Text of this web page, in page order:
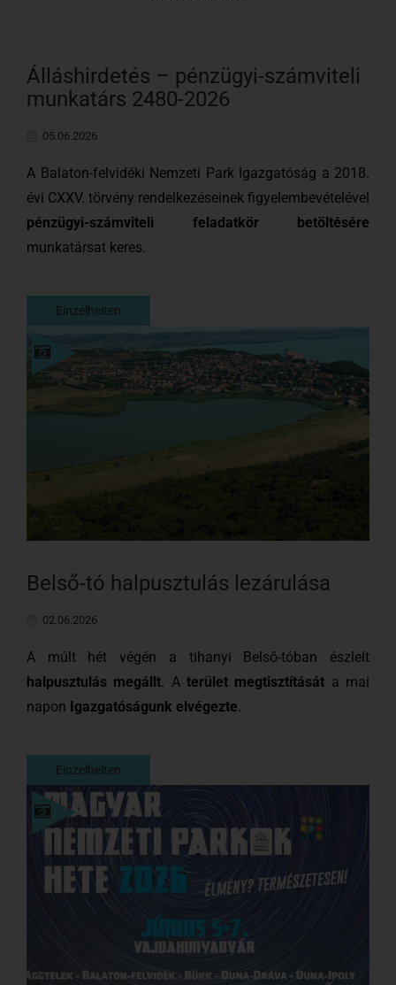
Álláshirdetés – pénzügyi-számviteli
munkatárs 2480-2026
05.06.2026
A Balaton-felvidéki Nemzeti Park Igazgatóság a 2018.
évi CXXV. törvény rendelkezéseinek figyelembevételével
pénzügyi-számviteli feladatkör betöltésére
munkatársat keres.
Einzelheiten
Einzelheiten
Belső-tó halpusztulás lezárulása
02.06.2026
A múlt hét végén a tihanyi Belső-tóban észlelt
halpusztulás megállt. Aterület megtisztítását a mai
napon Igazgatóságunk elvégezte.
Einzelheiten
Einzelheiten